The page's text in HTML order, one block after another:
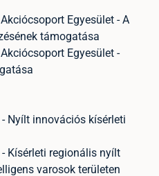
Egyesület - A
támogatása
Egyesület -
Nyílt innovációs kísérleti
Kísérleti regionális nyílt
varosok területen